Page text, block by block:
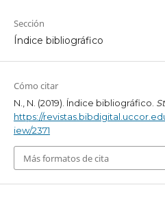
Sección
Índice bibliográfico
Cómo citar
N., N. (2019). Índice bibliográfico.
https://
iew/2371
Más formatos de cita